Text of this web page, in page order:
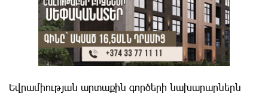
Եվրամիության արտաքին գործերի նախարարներն